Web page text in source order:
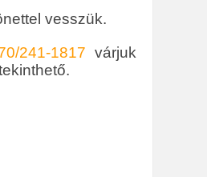
vesszük.
241-1817 várjuk